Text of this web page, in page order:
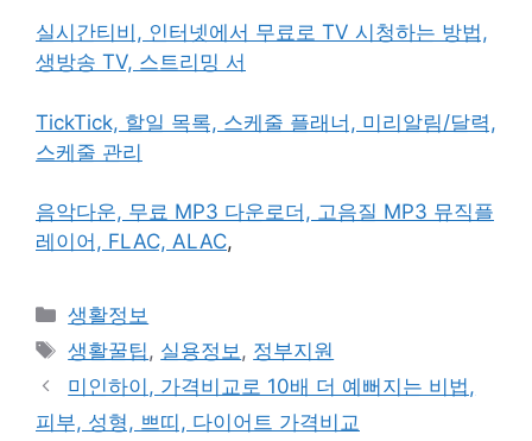
실시간티비, 인터넷에서 무료로 TV 시청하는 방법,
생방송 TV, 스트리밍 서
TickTick, 할일 목록, 스케줄 플래너, 미리알림/달력,
스케줄 관리
음악다운, 무료 MP3 다운로더, 고음질 MP3 뮤직플
레이어, FLAC, ALAC,
카
테
리
생활정보
태
그
생활꿀팁, 실용정보, 정부지원
미인하이, 가격비교로 10배 더 예뻐지는 비법,
피부, 성형, 쁘띠, 다이어트 가격비교